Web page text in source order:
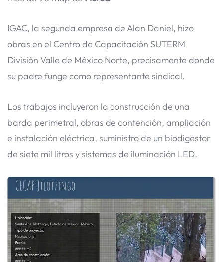
IGAC, la segunda empresa de Alan Daniel, hizo
obras en el Centro de Capacitación SUTERM
División Valle de México Norte, precisamente donde
su padre funge como representante sindical.
Los trabajos incluyeron la construcción de una
barda perimetral, obras de contención, ampliación
e instalación eléctrica, suministro de un biodigestor
de siete mil litros y sistemas de iluminación LED.